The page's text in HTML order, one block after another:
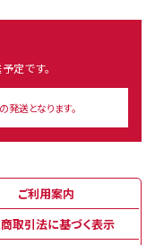
定です。
送となります。
ご利用案内
取引法に基づく表示